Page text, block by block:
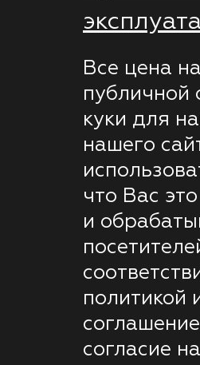
Все цена
публичной
куки для
нашего
что Вас
и
политикой
согласие